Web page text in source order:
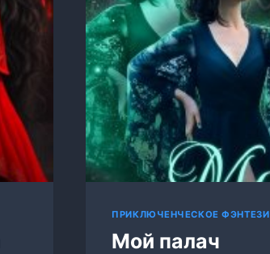
ПРИКЛЮЧЕНЧЕСКОЕ ФЭНТЕЗИ
Мой палач